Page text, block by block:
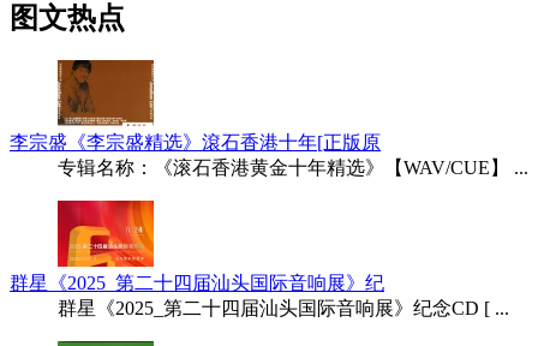
图文热点
李宗盛《李宗盛精选》滾石香港十年[正版原
专辑名称：《滚石香港黄金十年精选》【WAV/CUE】 ...
群星《2025_第二十四届汕头国际音响展》纪
群星《2025_第二十四届汕头国际音响展》纪念CD [ ...